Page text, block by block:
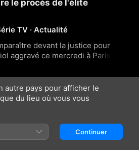
le procès de l'élite
TV ·Actualité
devant la justice pour
aggravé ce mercredi à Paris. Est-
autre pays pour afficher le
du lieu où vous vous
Continuer